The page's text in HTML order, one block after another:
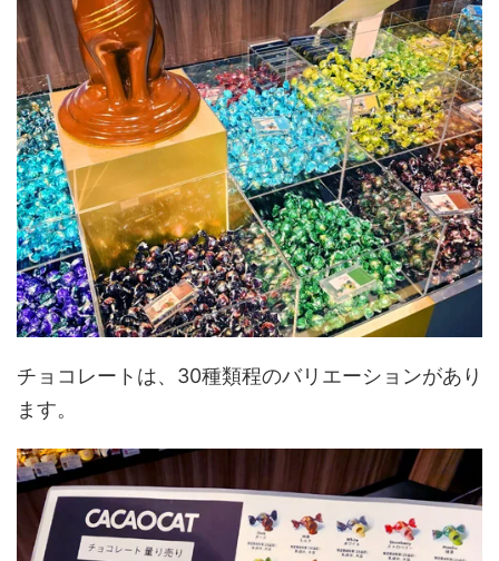
チョコレートは、30種類程のバリエーションがあり
ます。